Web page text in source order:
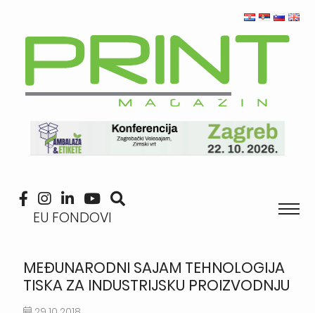
EU FONDOVI
MEĐUNARODNI SAJAM TEHNOLOGIJA
TISKA ZA INDUSTRIJSKU PROIZVODNJU